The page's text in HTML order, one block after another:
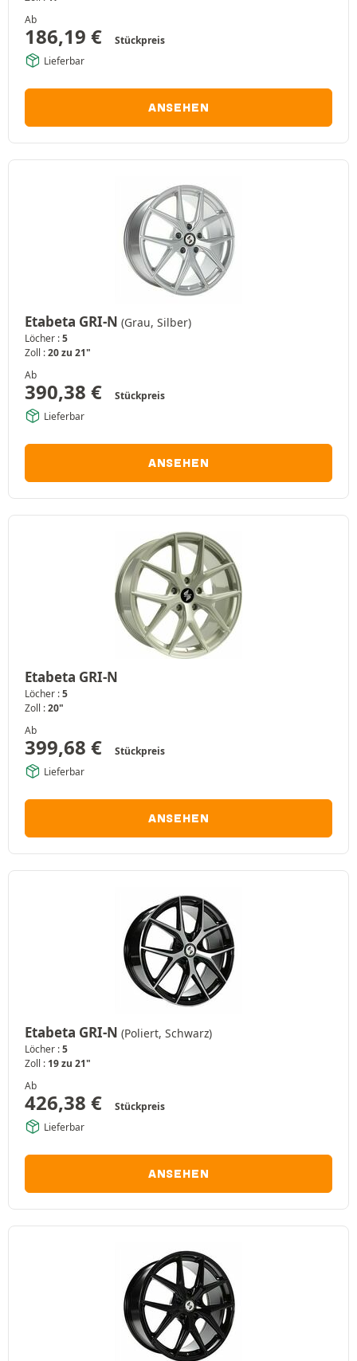
Ab
186,19 €
Stückpreis
Lieferbar
ANSEHEN
Etabeta GRI-N (Grau, Silber)
Löcher :5
Zoll :20 zu 21"
Ab
390,38 €
Stückpreis
Lieferbar
ANSEHEN
Etabeta GRI-N
Löcher :5
Zoll :20"
Ab
399,68 €
Stückpreis
Lieferbar
ANSEHEN
Etabeta GRI-N (Poliert, Schwarz)
Löcher :5
Zoll : 19 zu 21"
Ab
426,38 €
Stückpreis
Lieferbar
ANSEHEN